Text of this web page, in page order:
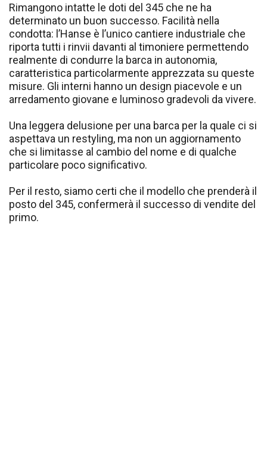
Rimangono intatte le doti del 345 che ne ha
determinato un buon successo. Facilità nella
condotta: l’Hanse è l’unico cantiere industriale che
riporta tutti i rinvii davanti al timoniere permettendo
realmente di condurre la barca in autonomia,
caratteristica particolarmente apprezzata su queste
misure. Gli interni hanno un design piacevole e un
arredamento giovane e luminoso gradevoli da vivere.
Una leggera delusione per una barca per la quale ci si
aspettava un restyling, ma non un aggiornamento
che si limitasse al cambio del nome e di qualche
particolare poco significativo.
Per il resto, siamo certi che il modello che prenderà il
posto del 345, confermerà il successo di vendite del
primo.